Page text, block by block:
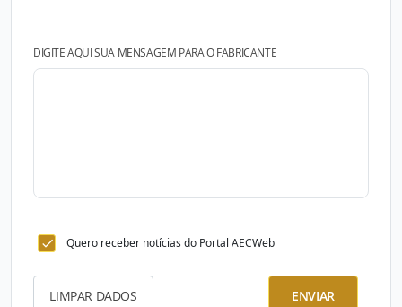
DIGITE AQUI SUA MENSAGEM PARA O FABRICANTE
Quero receber notícias do Portal AECWeb
LIMPAR DADOS ENVIAR